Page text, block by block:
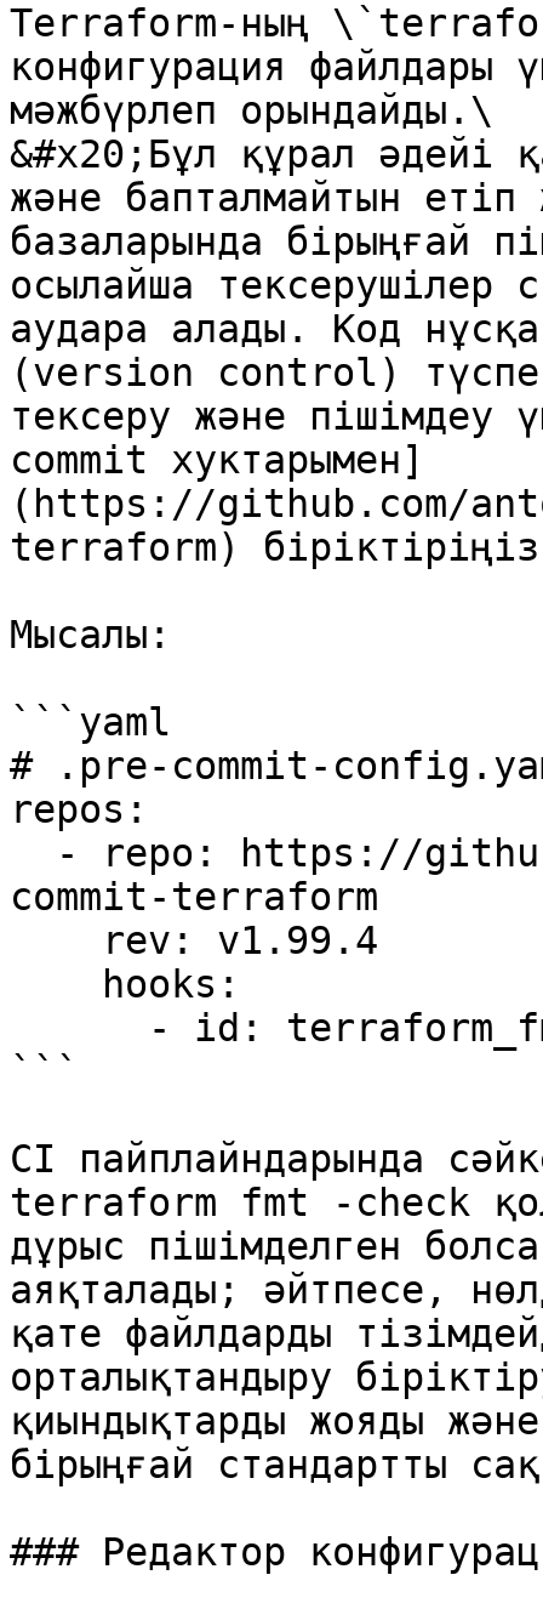
Terraform-ның
конфигурация файлдары
мәжбүрлеп орындайды.\
&#x20;Бұл құрал әдейі
және бапталмайтын
базаларында бірыңғай
осылайша тексерушілер
аудара алады. Код
(version control)
тексеру және
commit хуктарымен]
(https://github.com/
terraform)
Мысалы:
```yaml
# .pre-commit-
repos:
commit-terraform
```
CI пайплайндарында
terraform fmt -check
дұрыс пішімделген
аяқталады; әйтпесе,
қате файлдарды
орталықтандыру
қиындықтарды жояды
бірыңғай стандартты
### Редактор